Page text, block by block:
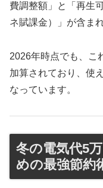
費調整額」と「再生
ネ賦課金）」が含ま
2026年時点でも、こ
加算されており、使
なっています。
冬の電気代5
めの最強節約